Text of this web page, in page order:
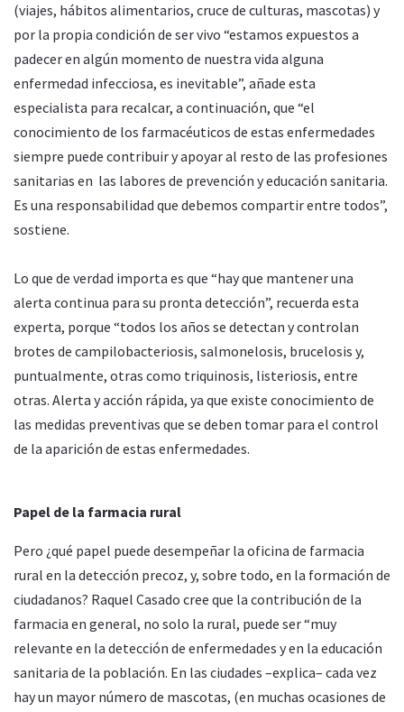
(viajes, hábitos alimentarios, cruce de culturas, mascotas) y
por la propia condición de ser vivo “estamos expuestos a
padecer en algún momento de nuestra vida alguna
enfermedad infecciosa, es inevitable”, añade esta
especialista para recalcar, a continuación, que “el
conocimiento de los farmacéuticos de estas enfermedades
siempre puede contribuir y apoyar al resto de las profesiones
sanitarias en las labores de prevención y educación sanitaria.
Es una responsabilidad que debemos compartir entre todos”,
sostiene.
Lo que de verdad importa es que “hay que mantener una
alerta continua para su pronta detección”, recuerda esta
experta, porque “todos los años se detectan y controlan
brotes de campilobacteriosis, salmonelosis, brucelosis y,
puntualmente, otras como triquinosis, listeriosis, entre
otras. Alerta y acción rápida, ya que existe conocimiento de
las medidas preventivas que se deben tomar para el control
de la aparición de estas enfermedades.
Papel de la farmacia rural
Pero ¿qué papel puede desempeñar la oficina de farmacia
rural en la detección precoz, y, sobre todo, en la formación de
ciudadanos? Raquel Casado cree que la contribución de la
farmacia en general, no solo la rural, puede ser “muy
relevante en la detección de enfermedades y en la educación
sanitaria de la población. En las ciudades –explica– cada vez
hay un mayor número de mascotas, (en muchas ocasiones de